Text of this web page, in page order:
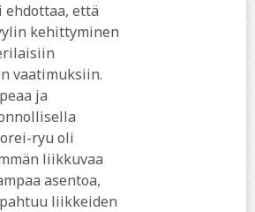
ehdottaa, että
kehittyminen
vaatimuksiin.
ja
ryu oli
liikkuvaa
asentoa,
liikkeiden